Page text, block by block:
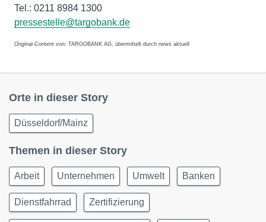
Tel.: 0211 8984 1300
pressestelle@targobank.de
Original-Content von: TARGOBANK AG, übermittelt durch news aktuell
Orte in dieser Story
Düsseldorf/Mainz
Themen in dieser Story
Arbeit Unternehmen Umwelt Banken
Dienstfahrrad Zertifizierung